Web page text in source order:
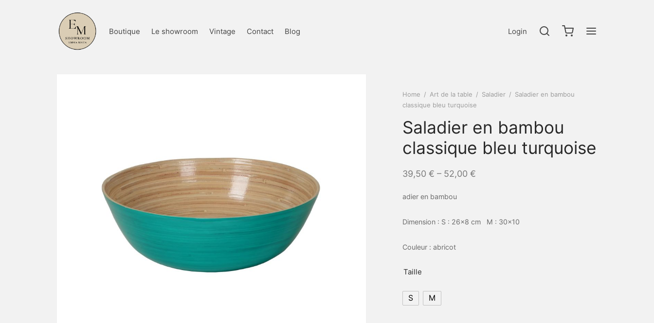
Boutique Le showroom Vintage Contact Blog Login
Home / Art de la table / Saladier / Saladier en bambou
classique bleu turquoise
Saladier en bambou
classique bleu turquoise
39,50 € – 52,00 €
adier en bambou
Dimension : S : 26×8 cm M : 30×10
Couleur : abricot
Taille
S M